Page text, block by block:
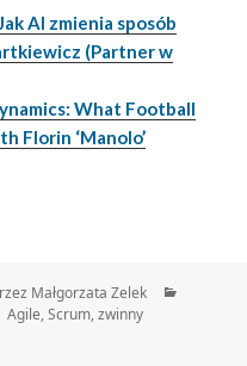
AI zmienia sposób
(Partner w
What Football
Florin ‘Manolo’
Małgorzata Zelek
Tagi
Agile,Scrum,zwinny